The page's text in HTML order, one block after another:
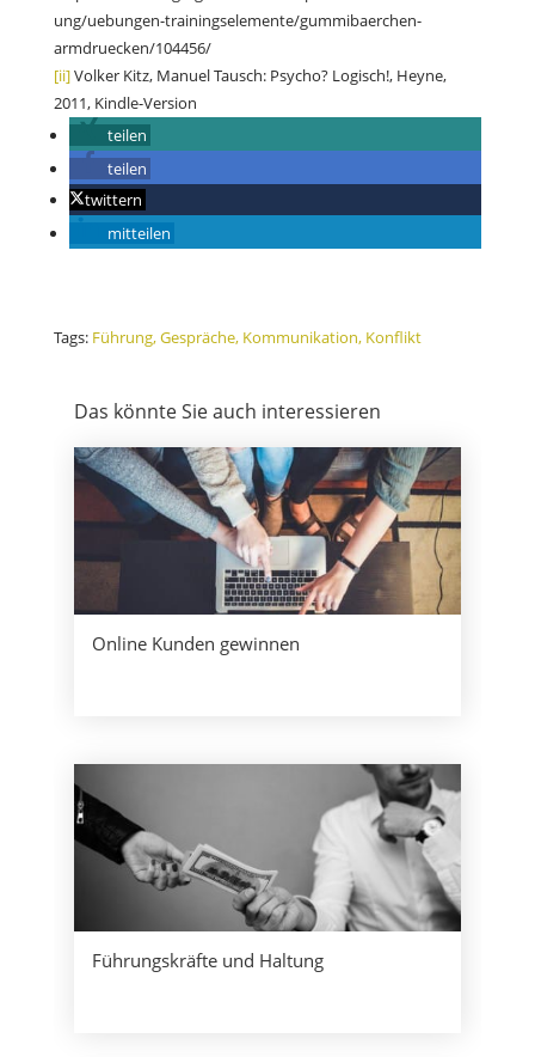
ung/uebungen-trainingselemente/gummibaerchen-
armdruecken/104456/
[ii]Volker Kitz, Manuel Tausch: Psycho? Logisch!, Heyne,
2011, Kindle-Version
teilen
teilen
twittern
mitteilen
Tags: Führung Gespräche Kommunikation Konflikt
Das könnte Sie auch interessieren
Online Kunden gewinnen
Führungskräfte und Haltung